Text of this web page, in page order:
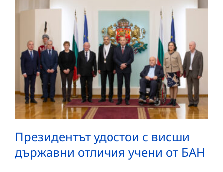
Президентът удостои с висши
държавни отличия учени от БАН